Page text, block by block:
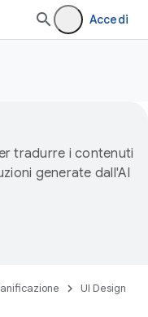
Accedi
tradurre i contenuti
generate dall'AI
UI Design